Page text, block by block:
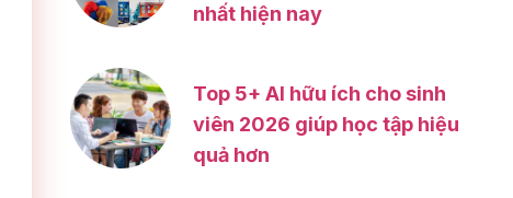
nhất hiện nay
Top 5+ AI hữu ích cho sinh
viên 2026 giúp học tập hiệu
quả hơn